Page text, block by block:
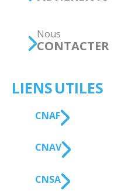
Nous
CONTACTER
LIENS UTILES
CNAF
CNAV
CNSA